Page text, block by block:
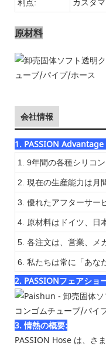
利点: カスタ
原材料
会社情報
1. PASSION
1. 9年間の各種シリコ
2. 現在の生産能力は月
3. 優れたアフターサー
4. 原材料はドイツ、日
5. 各注文は、営業、メ
6. 私たちは常に「あな
2. PASSIONフェアショ
3. 情熱の概要:
PASSION Hose は、さ